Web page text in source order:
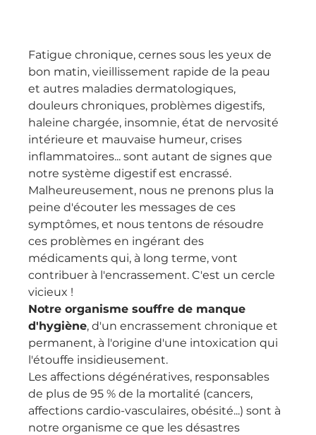
Fatigue chronique, cernes sous les yeux de
bon matin, vieillissement rapide de la peau
et autres maladies dermatologiques,
douleurs chroniques, problèmes digestifs,
haleine chargée, insomnie, état de nervosité
intérieure et mauvaise humeur, crises
inflammatoires... sont autant de signes que
notre système digestif est encrassé.
Malheureusement, nous ne prenons plus la
peine d'écouter les messages de ces
symptômes, et nous tentons de résoudre
ces problèmes en ingérant des
médicaments qui, à long terme, vont
contribuer à l'encrassement. C'est un cercle
vicieux !
Notre organisme souffre de manque
d'hygiène, d'un encrassement chronique et
permanent, à l'origine d'une intoxication qui
l'étouffe insidieusement.
Les affections dégénératives, responsables
de plus de 95 % de la mortalité (cancers,
affections cardio-vasculaires, obésité...) sont à
notre organisme ce que les désastres